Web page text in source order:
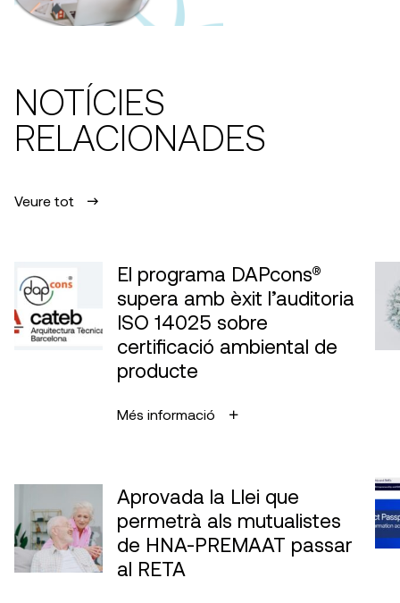
NOTÍCIES
RELACIONADES
Veure tot
El programa DAPcons®
supera amb èxit l’auditoria
ISO 14025 sobre
certificació ambiental de
producte
Més informació
Aprovada la Llei que
permetrà als mutualistes
de HNA-PREMAAT passar
al RETA